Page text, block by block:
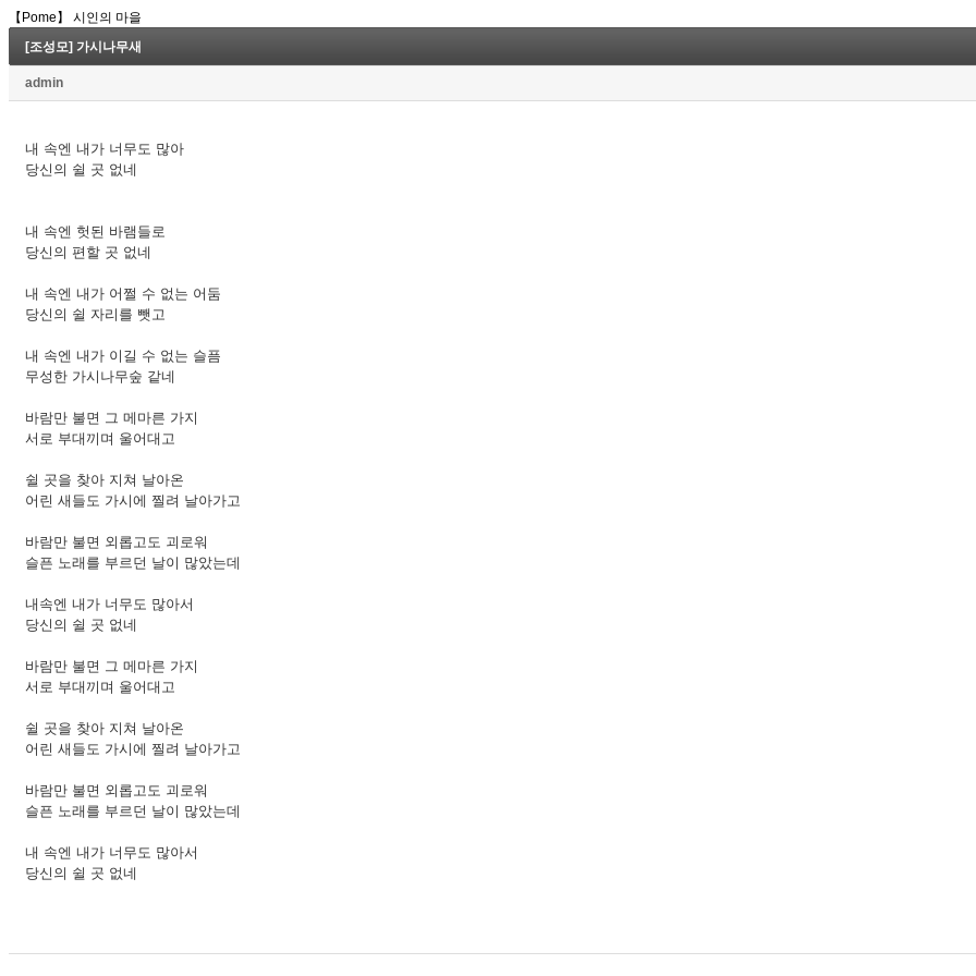
【Pome】 시인의 마을
[조성모] 가시나무새
admin
내 속엔 내가 너무도 많아
당신의 쉴 곳 없네
내 속엔 헛된 바램들로
당신의 편할 곳 없네
내 속엔 내가 어쩔 수 없는 어둠
당신의 쉴 자리를 뺏고
내 속엔 내가 이길 수 없는 슬픔
무성한 가시나무숲 같네
바람만 불면 그 메마른 가지
서로 부대끼며 울어대고
쉴 곳을 찾아 지쳐 날아온
어린 새들도 가시에 찔려 날아가고
바람만 불면 외롭고도 괴로워
슬픈 노래를 부르던 날이 많았는데
내속엔 내가 너무도 많아서
당신의 쉴 곳 없네
바람만 불면 그 메마른 가지
서로 부대끼며 울어대고
쉴 곳을 찾아 지쳐 날아온
어린 새들도 가시에 찔려 날아가고
바람만 불면 외롭고도 괴로워
슬픈 노래를 부르던 날이 많았는데
내 속엔 내가 너무도 많아서
당신의 쉴 곳 없네